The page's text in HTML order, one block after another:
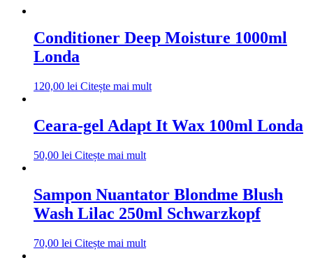
Conditioner Deep Moisture 1000ml
Londa
120,00 lei Citește mai mult
Ceara-gel Adapt It Wax 100ml Londa
50,00 lei Citește mai mult
Sampon Nuantator Blondme Blush
Wash Lilac 250ml Schwarzkopf
70,00 lei Citește mai mult